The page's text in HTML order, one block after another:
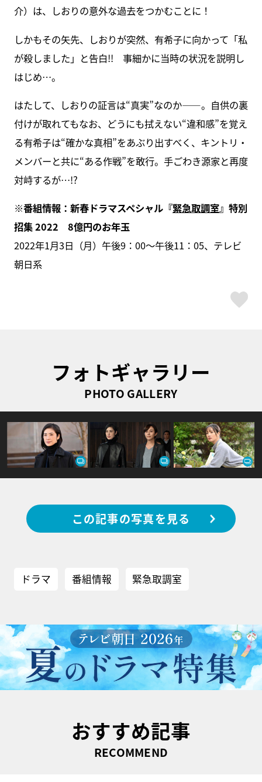
介）は、しおりの意外な過去をつかむことに！
しかもその矢先、しおりが突然、有希子に向かって「私
が殺しました」と告白!! 事細かに当時の状況を説明し
はじめ…。
はたして、しおりの証言は“真実”なのか――。自供の裏
付けが取れてもなお、どうにも拭えない“違和感”を覚え
る有希子は“確かな真相”をあぶり出すべく、キントリ・
メンバーと共に“ある作戦”を敢行。手ごわき源家と再度
対峙するが…!?
※番組情報：新春ドラマスペシャル『緊急取調室』特別
招集 2022 8億円のお年玉
2022年1月3日（月）午後9：00～午後11：05、テレビ
朝日系
フォトギャラリー
PHOTO GALLERY
この記事の写真を見る
ドラマ 番組情報 緊急取調室
おすすめ記事
RECOMMEND